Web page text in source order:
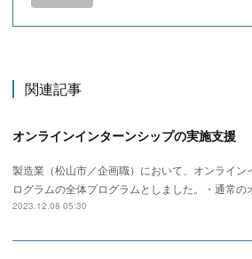
関連記事
オンラインインターンシップの実施支援
製造業（松山市／企画職）において、オンライ
ログラムの全体プログラムとしました。・通常
2023.12.08 05:30